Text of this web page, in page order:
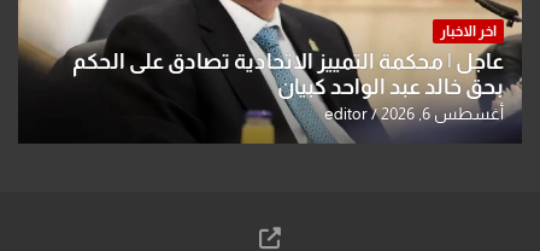
اخر الاخبار
عاجل | محكمة التمييز الاتحادية تصادق على الحكم
بحق خالد عبد الواحد كبيان
أغسطس 6, 2026 editor